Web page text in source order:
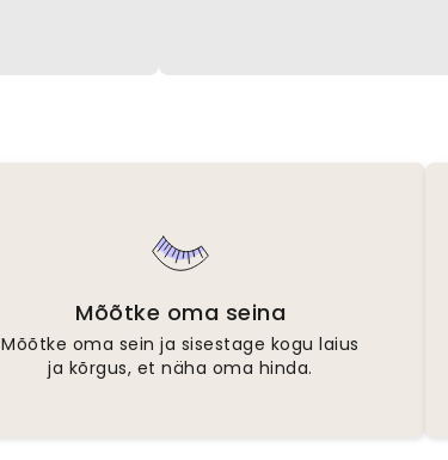
Mõõtke oma seina
Mõõtke oma sein ja sisestage kogu laius
ja kõrgus, et näha oma hinda.